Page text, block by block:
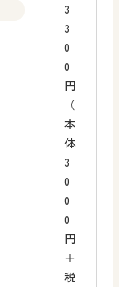
3
3
0
0
円
（
本
体
3
0
0
0
円
＋
税